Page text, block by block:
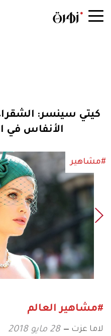
كيتي سينسر:
الأنفاس في
#مشاهير
#مشاهير العالم
لاما عزت 28 مايو 2018